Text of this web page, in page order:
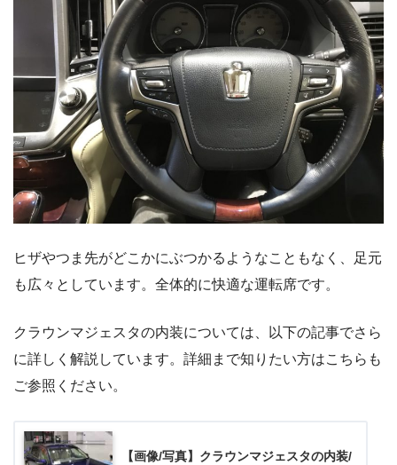
ヒザやつま先がどこかにぶつかるようなこともなく、足元
も広々としています。全体的に快適な運転席です。
クラウンマジェスタの内装については、以下の記事でさら
に詳しく解説しています。詳細まで知りたい方はこちらも
ご参照ください。
【画像/写真】クラウンマジェスタの内装/